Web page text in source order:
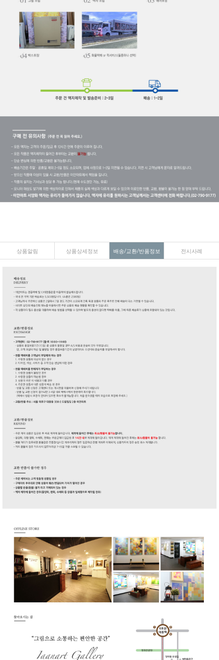
상품알림 상품상세정보 배송/교환/반품정보 전시사례